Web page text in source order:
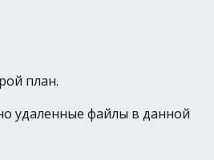
план.
удаленные файлы в данной